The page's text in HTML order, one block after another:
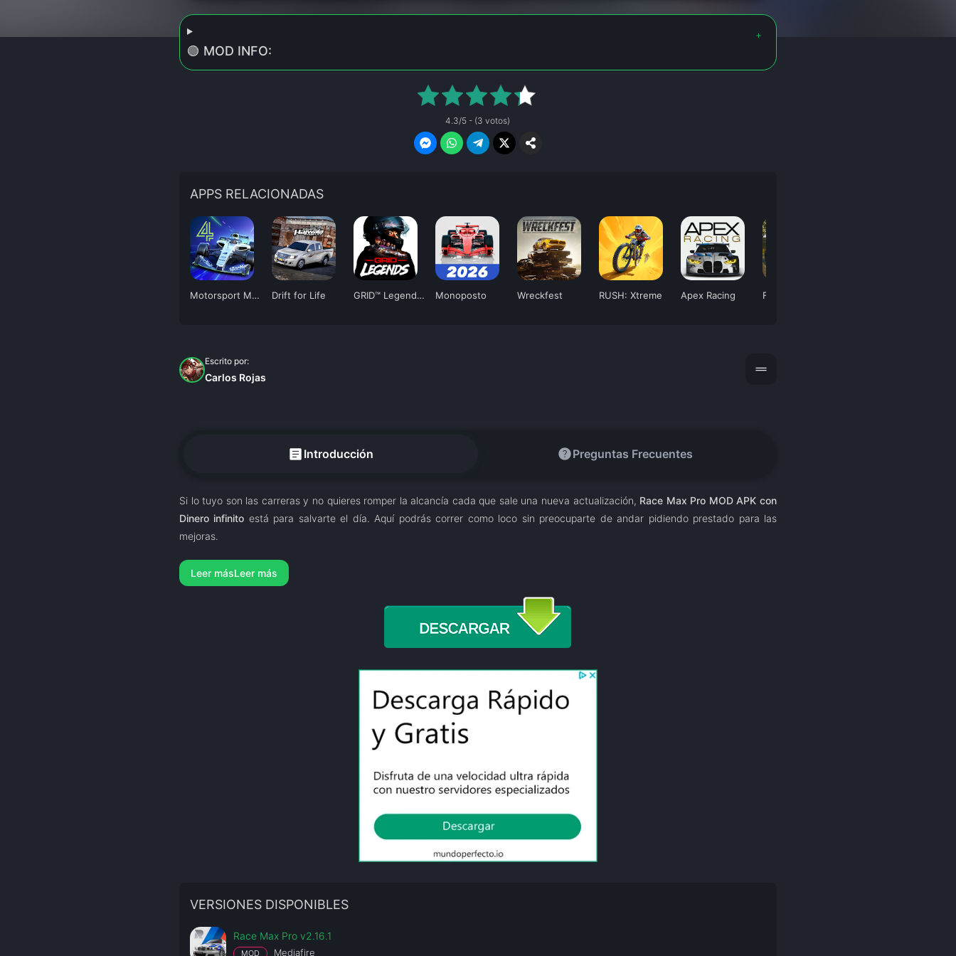
🟢 MOD INFO:
4.3/5 - (3 votos)
APPS RELACIONADAS
Motorsport Manager 4 Drift for Life GRID™ Legends: Deluxe Edition Monoposto Wreckfest RUSH: Xtreme Apex Racing Fast & Grand
Escrito por:
Carlos Rojas drag_handle
article Introducción helpPreguntas Frecuentes
Si lo tuyo son las carreras y no quieres romper la alcancía cada que sale una nueva actualización, Race Max Pro MOD APK con
Dinero infinito está para salvarte el día. Aquí podrás correr como loco sin preocuparte de andar pidiendo prestado para las
mejoras.
Leer más
VERSIONES DISPONIBLES
Race Max Pro v2.16.1
MOD Mediafire